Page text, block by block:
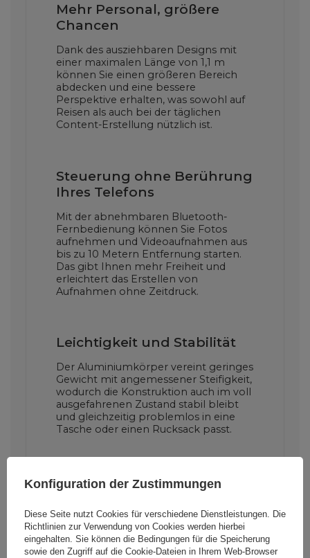
Mehr Personal, größere
Chancen
Dank des ausziehbaren Designs mit
einer maximalen Länge von 1,1 m
können Sie einen größeren Bereich
abdecken und eine bessere
Perspektive erhalten, was sowohl auf
Reisen als auch bei der täglichen
Content-Erstellung nützlich ist.
Steuerung ohne Berührung
Ihres Telefons
Mit der abnehmbaren Bluetooth-
Fernbedienung können Sie Fotos
aufnehmen und Videoaufnahmen aus
bis zu 10 Metern Entfernung starten.
Das gibt Ihnen mehr Freiheit und
erleichtert das Erstellen von
Aufnahmen ohne Zeitdruck.
Leichtigkeit und Stabilität
Der Aluminiumkörper vereint geringes
Gewicht mit angemessener Steifigkeit,
wodurch die Konstruktion auch im voll
ausgefahrenen Zustand stabil bleibt
und gleichzeitig problemlos in eine
Tasche oder einen Rucksack passt.
Sicherer Smartphone-Halt
Gerät effektiv zusammen und hält es in
einer festen Position, wodurch das
Risiko minimiert wird, dass sich das
Telefon während der Videoaufnahme
Konfiguration der Zustimmungen
Diese Seite nutzt Cookies für verschiedene Dienstleistungen. Die
Richtlinien zur Verwendung von Cookies werden hierbei
eingehalten. Sie können die Bedingungen für die Speicherung
sowie den Zugriff auf die Cookie-Dateien in Ihrem Web-Browser